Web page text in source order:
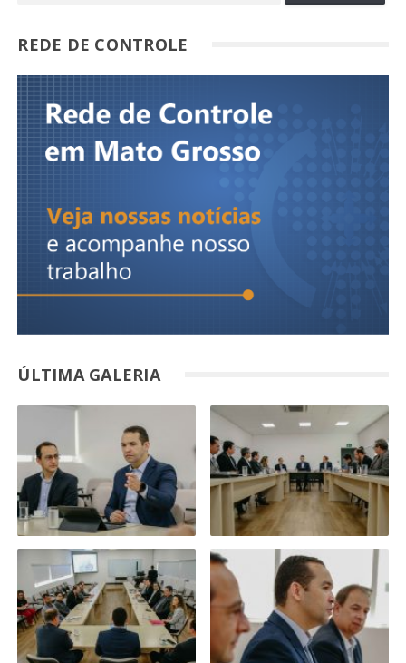
REDE DE CONTROLE
ÚLTIMA GALERIA